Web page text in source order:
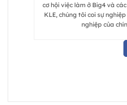
cơ hội việc làm ở Big4 và
KLE, chúng tôi coi sự
nghiệp của